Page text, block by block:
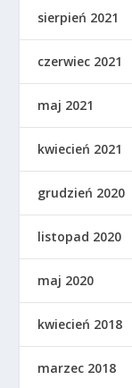
sierpień 2021
czerwiec 2021
maj 2021
kwiecień 2021
grudzień 2020
listopad 2020
maj 2020
kwiecień 2018
marzec 2018